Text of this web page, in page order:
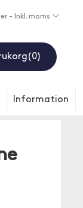
- Inkl. moms
0
Information